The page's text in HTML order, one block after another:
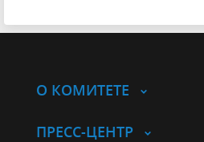
О КОМИТЕТЕ
ПРЕСС-ЦЕНТР